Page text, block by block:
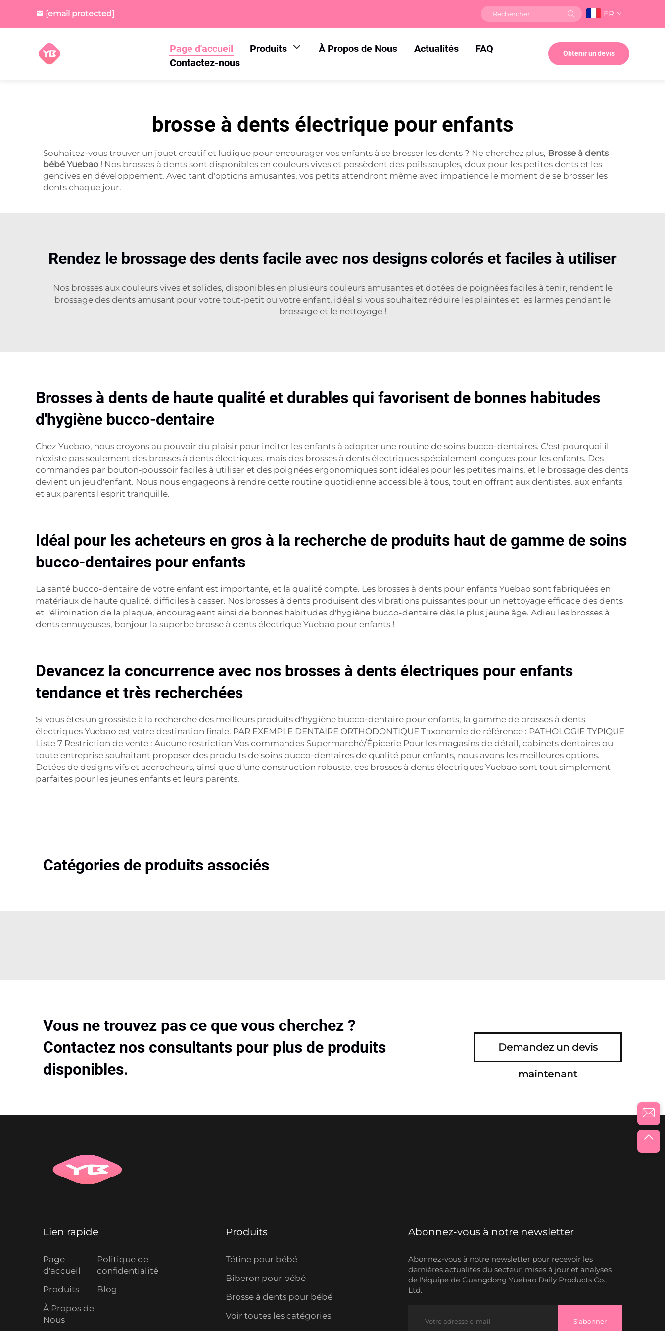
[email protected] FR
Page d'accueil Produits À Propos de Nous Actualités
FAQ
Contactez-nous
Obtenir un devis
brosse à dents électrique pour enfants
Souhaitez-vous trouver un jouet créatif et ludique pour encourager vos enfants à se brosser les dents ? Ne cherchez plus, Brosse à dents
bébé Yuebao ! Nos brosses à dents sont disponibles en couleurs vives et possèdent des poils souples, doux pour les petites dents et les
gencives en développement. Avec tant d'options amusantes, vos petits attendront même avec impatience le moment de se brosser les
dents chaque jour.
Rendez le brossage des dents facile avec nos designs colorés et faciles à utiliser
Nos brosses aux couleurs vives et solides, disponibles en plusieurs couleurs amusantes et dotées de poignées faciles à tenir, rendent le
brossage des dents amusant pour votre tout-petit ou votre enfant, idéal si vous souhaitez réduire les plaintes et les larmes pendant le
brossage et le nettoyage !
Brosses à dents de haute qualité et durables qui favorisent de bonnes habitudes
d'hygiène bucco-dentaire
Chez Yuebao, nous croyons au pouvoir du plaisir pour inciter les enfants à adopter une routine de soins bucco-dentaires. C'est pourquoi il
n'existe pas seulement des brosses à dents électriques, mais des brosses à dents électriques spécialement conçues pour les enfants. Des
commandes par bouton-poussoir faciles à utiliser et des poignées ergonomiques sont idéales pour les petites mains, et le brossage des dents
devient un jeu d'enfant. Nous nous engageons à rendre cette routine quotidienne accessible à tous, tout en offrant aux dentistes, aux enfants
et aux parents l'esprit tranquille.
Idéal pour les acheteurs en gros à la recherche de produits haut de gamme de soins
bucco-dentaires pour enfants
La santé bucco-dentaire de votre enfant est importante, et la qualité compte. Les brosses à dents pour enfants Yuebao sont fabriquées en
matériaux de haute qualité, difficiles à casser. Nos brosses à dents produisent des vibrations puissantes pour un nettoyage efficace des dents
et l'élimination de la plaque, encourageant ainsi de bonnes habitudes d'hygiène bucco-dentaire dès le plus jeune âge. Adieu les brosses à
dents ennuyeuses, bonjour la superbe brosse à dents électrique Yuebao pour enfants !
Devancez la concurrence avec nos brosses à dents électriques pour enfants
tendance et très recherchées
Si vous êtes un grossiste à la recherche des meilleurs produits d'hygiène bucco-dentaire pour enfants, la gamme de brosses à dents
électriques Yuebao est votre destination finale. PAR EXEMPLE DENTAIRE ORTHODONTIQUE Taxonomie de référence : PATHOLOGIE TYPIQUE
Liste 7 Restriction de vente : Aucune restriction Vos commandes Supermarché/Épicerie Pour les magasins de détail, cabinets dentaires ou
toute entreprise souhaitant proposer des produits de soins bucco-dentaires de qualité pour enfants, nous avons les meilleures options.
Dotées de designs vifs et accrocheurs, ainsi que d'une construction robuste, ces brosses à dents électriques Yuebao sont tout simplement
parfaites pour les jeunes enfants et leurs parents.
Catégories de produits associés
Vous ne trouvez pas ce que vous cherchez ?
Contactez nos consultants pour plus de produits
disponibles.
Demandez un devis
maintenant
Lien rapide
Page
d'accueil
Produits
À Propos de
Nous
Politique de
confidentialité
Blog
Produits
Tétine pour bébé
Biberon pour bébé
Brosse à dents pour bébé
Voir toutes les catégories
Abonnez-vous à notre newsletter
Abonnez-vous à notre newsletter pour recevoir les
dernières actualités du secteur, mises à jour et analyses
de l'équipe de Guangdong Yuebao Daily Products Co.,
Ltd.
S'abonner